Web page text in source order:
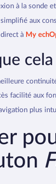
à la sonde
aux
à My
facilité aux
plus